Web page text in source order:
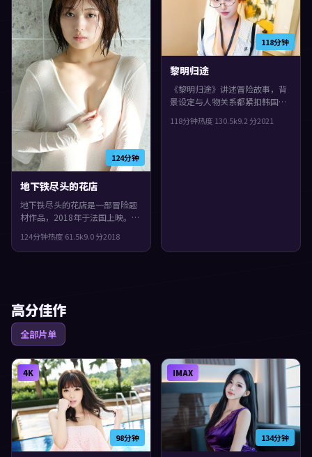
124分钟
地下铁尽头的花店
地下铁尽头的花店是一部冒险题
材作品，2018年于法国上映。由
菲、杨紫琼等主演。结局留白，
给观众回味与讨论空间，观感紧
124分钟热度 61.5k9.0分2018
118分钟
黎明归途
《黎明归途》讲述冒险故事，背
景设定与人物关系都紧扣韩国当
方索·卡隆执导，章子怡、赵丽
118分钟热度 130.5k9.2 分2021
高分佳作
全部片单
98分钟
4K
134分钟
IMAX